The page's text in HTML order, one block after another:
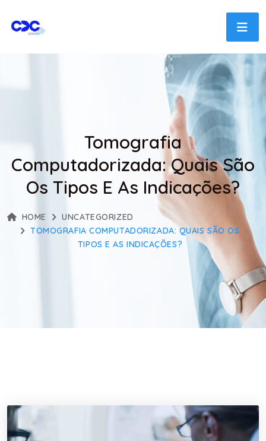
Tomografia
Computadorizada: Quais São
Os Tipos E As Indicações?
HOME
UNCATEGORIZED
TOMOGRAFIA COMPUTADORIZADA: QUAIS SÃO OS
TIPOS E AS INDICAÇÕES?